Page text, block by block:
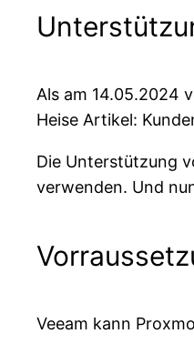
Als am 14.05.2024
Heise Artikel:
Die Unterstützung
verwenden. Und
Veeam kann